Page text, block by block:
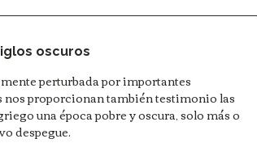
oscuros
perturbada por importantes
proporcionan también testimonio las
una época pobre y oscura, solo más o
despegue.